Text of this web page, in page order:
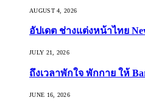
AUGUST 4, 2026
อัปเดต ช่างแต่งหน้าไทย
JULY 21, 2026
ถึงเวลาพักใจ พักกาย ให้
JUNE 16, 2026